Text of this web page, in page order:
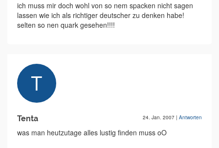
ich muss mir doch wohl von so nem spacken nicht sagen
lassen wie ich als richtiger deutscher zu denken habe!
selten so nen quark gesehen!!!!
Tenta 24. Jan. 2007 | Antworten
was man heutzutage alles lustig finden muss oO